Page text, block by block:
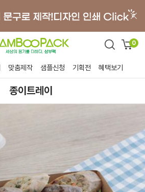
0
맞춤제작 샘플신청 기획전 혜택보기
종이트레이